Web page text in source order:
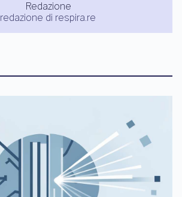
Redazione
redazione di respira.re